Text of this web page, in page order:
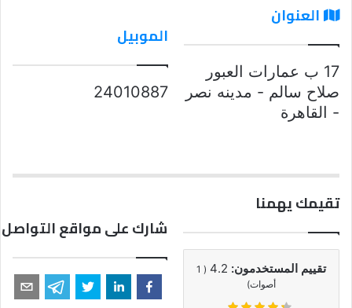
العنوان
17 ب عمارات العبور
صلاح سالم - مدينه نصر
- القاهرة
الموبيل
24010887
تقيمك يهمنا
تقييم المستخدمون: 4.2
(
1
أصوات)
شارك على مواقع